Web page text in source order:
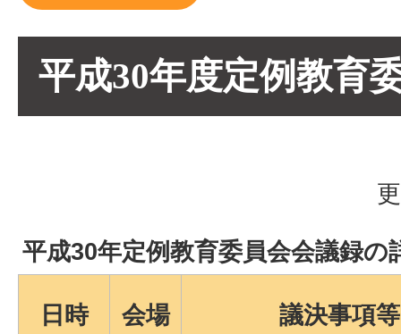
平成30年度定例教育
平成30年定例教育委員会会議録の
日時 会場 議決事項等